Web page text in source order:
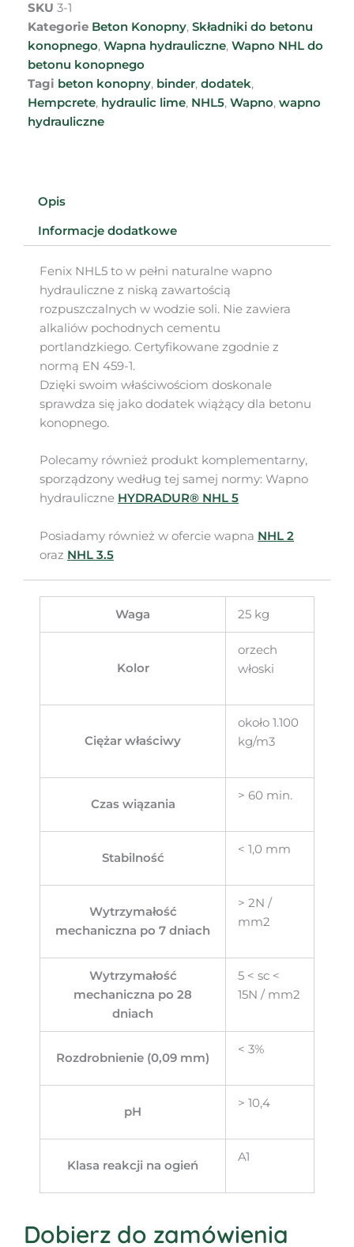
SKU 3-1
Kategorie Beton Konopny, Składniki do betonu
konopnego, Wapna hydrauliczne, Wapno NHL do
betonu konopnego
Tagi beton konopny, binder, dodatek,
Hempcrete, hydraulic lime, NHL5, Wapno, wapno
hydrauliczne
Opis
Informacje dodatkowe
Fenix NHL5 to w pełni naturalne wapno
hydrauliczne z niską zawartością
rozpuszczalnych w wodzie soli. Nie zawiera
alkaliów pochodnych cementu
portlandzkiego. Certyfikowane zgodnie z
normą EN 459-1.
Dzięki swoim właściwościom doskonale
sprawdza się jako dodatek wiążący dla betonu
konopnego.
Polecamy również produkt komplementarny,
sporządzony według tej samej normy: Wapno
hydrauliczne HYDRADUR® NHL 5
Posiadamy również w ofercie wapna NHL 2
oraz NHL 3.5
Waga 25 kg
Kolor
orzech
włoski
Ciężar właściwy
około 1.100
kg/m3
Czas wiązania
> 60 min.
Stabilność
< 1,0 mm
Wytrzymałość
mechaniczna po 7 dniach
> 2N /
mm2
Wytrzymałość
mechaniczna po 28
dniach
5 < sc <
15N / mm2
Rozdrobnienie (0,09 mm)
< 3%
pH
> 10,4
Klasa reakcji na ogień
A1
Dobierz do zamówienia